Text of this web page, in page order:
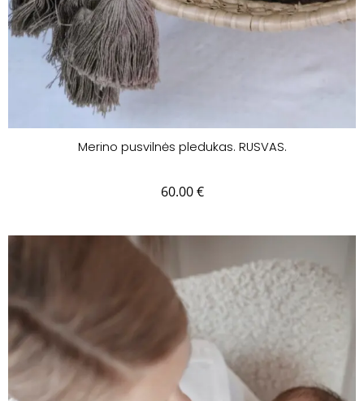
Merino pusvilnės pledukas. RUSVAS.
60.00€